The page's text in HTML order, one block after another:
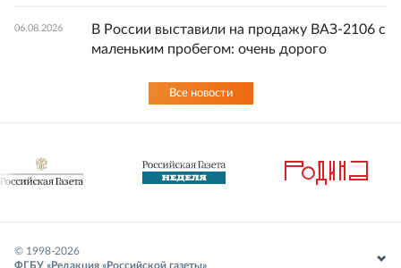
06.08.2026
В России выставили на продажу ВАЗ-2106 с
маленьким пробегом: очень дорого
Все новости
© 1998-2026
ФГБУ «Редакция «Российской газеты»